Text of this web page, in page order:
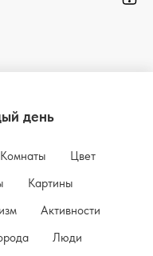
день
Комнаты
Цвет
Картины
Активности
Люди